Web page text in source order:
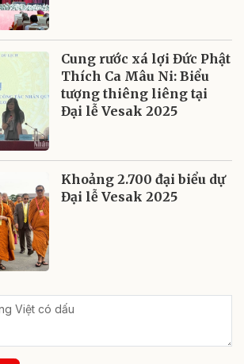
Cung rước xá lợi Đức Phật
Thích Ca Mâu Ni: Biểu
tượng thiêng liêng tại
Đại lễ Vesak 2025
Khoảng 2.700 đại biểu dự
Đại lễ Vesak 2025